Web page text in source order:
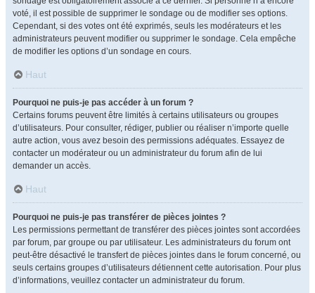
voté, il est possible de supprimer le sondage ou de modifier ses options.
Cependant, si des votes ont été exprimés, seuls les modérateurs et les
administrateurs peuvent modifier ou supprimer le sondage. Cela empêche
de modifier les options d’un sondage en cours.
Haut
Pourquoi ne puis-je pas accéder à un forum ?
Certains forums peuvent être limités à certains utilisateurs ou groupes
d’utilisateurs. Pour consulter, rédiger, publier ou réaliser n’importe quelle
autre action, vous avez besoin des permissions adéquates. Essayez de
contacter un modérateur ou un administrateur du forum afin de lui
demander un accès.
Haut
Pourquoi ne puis-je pas transférer de pièces jointes ?
Les permissions permettant de transférer des pièces jointes sont accordées
par forum, par groupe ou par utilisateur. Les administrateurs du forum ont
peut-être désactivé le transfert de pièces jointes dans le forum concerné, ou
seuls certains groupes d’utilisateurs détiennent cette autorisation. Pour plus
d’informations, veuillez contacter un administrateur du forum.